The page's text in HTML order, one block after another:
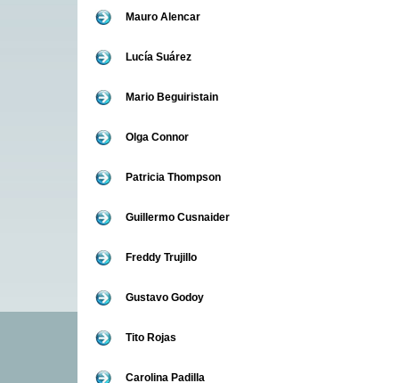
Mauro Alencar
Lucía Suárez
Mario Beguiristain
Olga Connor
Patricia Thompson
Guillermo Cusnaider
Freddy Trujillo
Gustavo Godoy
Tito Rojas
Carolina Padilla